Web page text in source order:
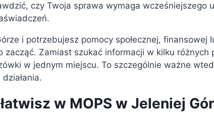
czy Twoja sprawa wymaga wcześniejszego
i potrzebujesz pomocy społecznej, finansowej
Zamiast szukać informacji w kilku różnych
w jednym miejscu. To szczególnie ważne
w MOPS w Jeleniej